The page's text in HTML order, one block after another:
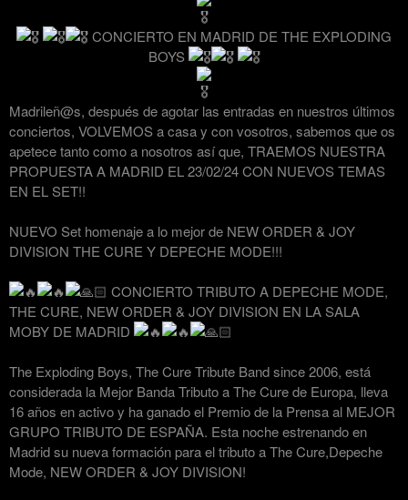
CONCIERTO EN MADRID DE THE EXPLODING
BOYS
Madrileñ@s, después de agotar las entradas en nuestros últimos
conciertos, VOLVEMOS a casa y con vosotros, sabemos que os
apetece tanto como a nosotros así que, TRAEMOS NUESTRA
PROPUESTA A MADRID EL 23/02/24 CON NUEVOS TEMAS
EN EL SET!!
NUEVO Set homenaje a lo mejor de NEW ORDER & JOY
DIVISION THE CURE Y DEPECHE MODE!!!
CONCIERTO TRIBUTO A DEPECHE MODE,
THE CURE, NEW ORDER & JOY DIVISION EN LA SALA
MOBY DE MADRID
The Exploding Boys, The Cure Tribute Band since 2006, está
considerada la Mejor Banda Tributo a The Cure de Europa, lleva
16 años en activo y ha ganado el Premio de la Prensa al MEJOR
GRUPO TRIBUTO DE ESPAÑA. Esta noche estrenando en
Madrid su nueva formación para el tributo a The Cure,Depeche
Mode, NEW ORDER & JOY DIVISION!